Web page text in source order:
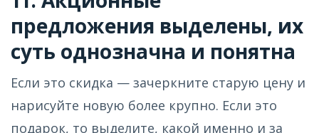
предложения выделены, их
суть однозначна и понятна
Если это скидка — зачеркните старую цену и
нарисуйте новую более крупно. Если это
подарок, то выделите, какой именно и за